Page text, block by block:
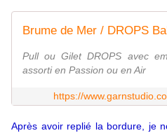
Pull ou Gilet DROPS avec
assorti en Passion ou en Air
https://
Après avoir replié la bordure, je